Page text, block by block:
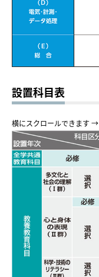
設置科目表
横にスクロールできます →